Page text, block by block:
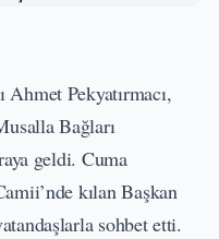
Pekyatırmacı,
Bağları
geldi. Cuma
kılan Başkan
sohbet etti.